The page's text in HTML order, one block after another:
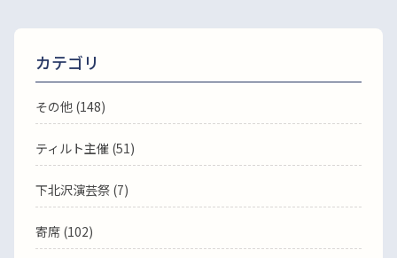
カテゴリ
その他 (148)
ティルト主催 (51)
下北沢演芸祭 (7)
寄席 (102)